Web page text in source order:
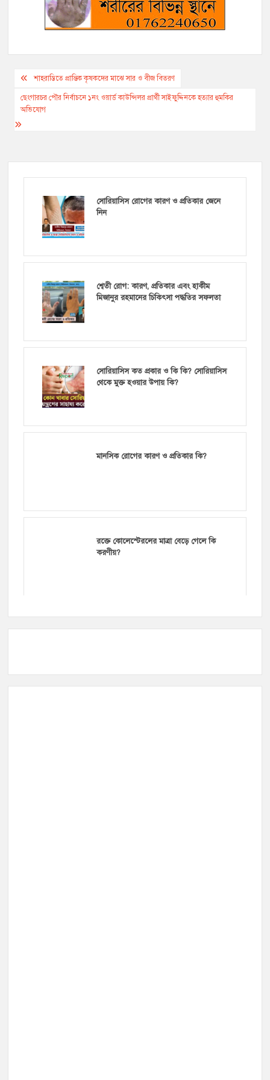
Post
navigation
শাহরাস্তিতে প্রান্তিক কৃষকদের মাঝে সার ও বীজ বিতরণ
ছেংগারচর পৌর নির্বাচনে ১নং ওয়ার্ড কাউন্সিলর প্রার্থী সাইফুদ্দিনকে হত্যার হুমকির
অভিযোগ
সোরিয়াসিস রোগের কারণ ও প্রতিকার জেনে
নিন
শ্বেতী রোগ: কারণ, প্রতিকার এবং হাকীম
মিজানুর রহমানের চিকিৎসা পদ্ধতির সফলতা
সোরিয়াসিস কত প্রকার ও কি কি? সোরিয়াসিস
থেকে মুক্ত হওয়ার উপায় কি?
মানসিক রোগের কারণ ও প্রতিকার কি?
রক্তে কোলেস্টেরলের মাত্রা বেড়ে গেলে কি
করণীয়?